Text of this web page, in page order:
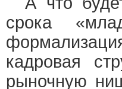
срока
кадровая
рыночную